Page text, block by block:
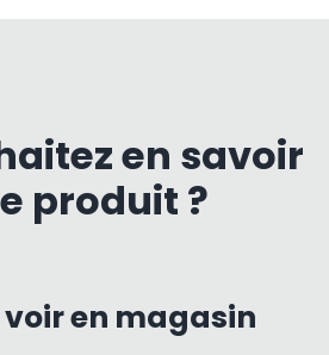
en savoir
produit ?
voir en magasin